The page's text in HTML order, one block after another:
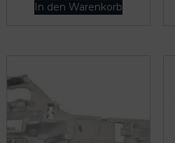
In den Warenkorb